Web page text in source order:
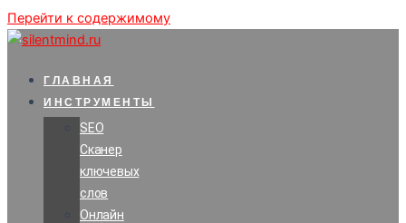
Перейти к содержимому
ГЛАВНАЯ
ИНСТРУМЕНТЫ
SEO
Сканер
ключевых
слов
Онлайн